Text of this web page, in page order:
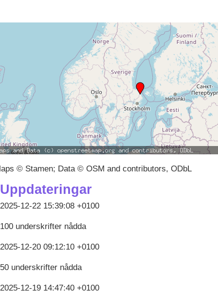
© Stamen; Data © OSM and contributors, ODbL
Uppdateringar
2025-12-22 15:39:08 +0100
100 underskrifter nådda
2025-12-20 09:12:10 +0100
50 underskrifter nådda
2025-12-19 14:47:40 +0100